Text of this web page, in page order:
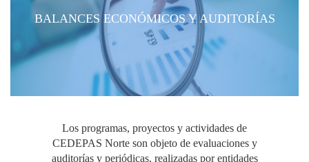
BALANCES ECONÓMICOS Y AUDITORÍAS
Los programas, proyectos y actividades de
CEDEPAS Norte son objeto de evaluaciones y
auditorías y periódicas, realizadas por entidades